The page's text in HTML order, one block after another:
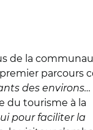
de la
parcours
des environs…
du tourisme à la
pour faciliter la